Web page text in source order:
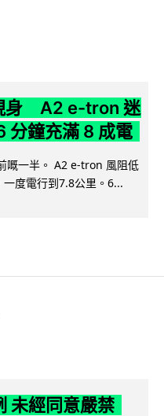
身 A2 e-tron 迷
鐘充滿 8 成電
嘅一半。 A2 e-tron 風阻低
度電行到7.8公里。6...
未經同意嚴禁